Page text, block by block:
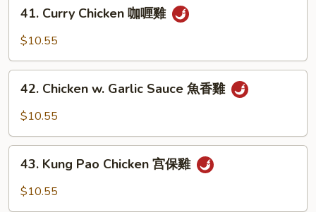
Curry
Chicken
喱
41. Curry Chicken 咖喱雞
$10.55
42.
Chicken
Sauce
42. Chicken w. Garlic Sauce 魚香雞
$10.55
43.
Kung
Pao
43. Kung Pao Chicken 宫保雞
$10.55